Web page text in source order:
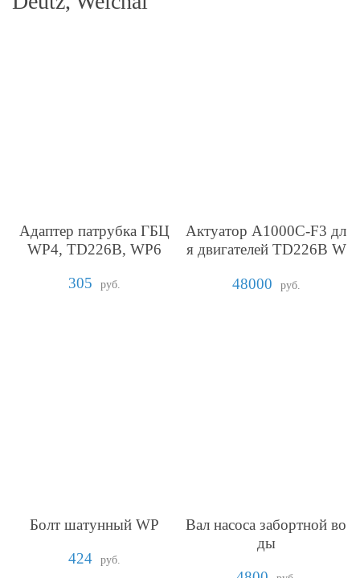
Адаптер патрубка ГБЦ
WP4, TD226B, WP6
305
руб.
Актуатор A1000C-F3 дл
я двигателей TD226B W
48000
руб.
Болт шатунный WP
424
руб.
Вал насоса забортной во
ды